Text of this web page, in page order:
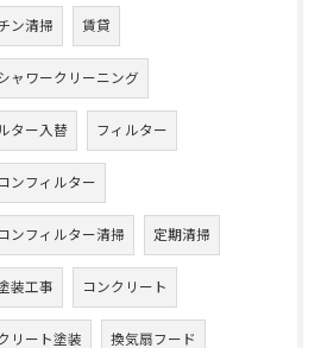
ン清掃 賃貸
ャワークリーニング
ター入替 フィルター
ンフィルター
ンフィルター清掃 定期清掃
装工事 コンクリート
リート塗装 換気扇フード